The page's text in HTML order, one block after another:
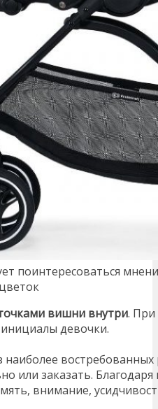
поинтересоваться
вишни внутри. При
девочки.
наиболее
или заказать.
внимание,